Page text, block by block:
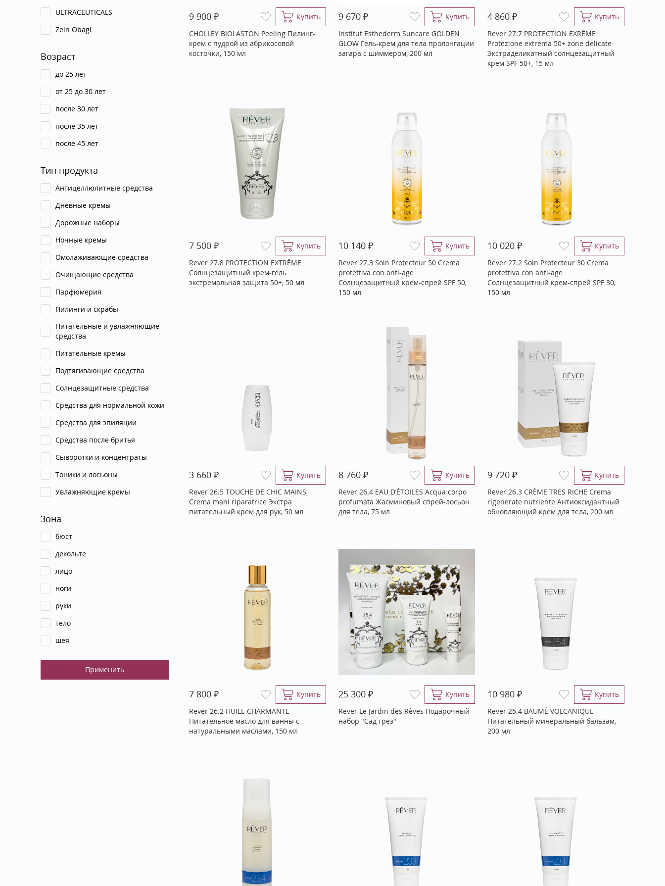
ULTRACEUTICALS
Zein Obagi
Возраст
до 25 лет
от 25 до 30 лет
после 30 лет
после 35 лет
после 45 лет
Тип продукта
Антицеллюлитные средства
Дневные кремы
Дорожные наборы
Ночные кремы
Омолаживающие средства
Очищающие средства
Парфюмерия
Пилинги и скрабы
Питательные и увлажняющие
средства
Питательные кремы
Подтягивающие средства
Солнцезащитные средства
Средства для нормальной кожи
Средства для эпиляции
Средства после бритья
Сыворотки и концентраты
Тоники и лосьоны
Увлажняющие кремы
Зона
бюст
декольте
лицо
ноги
руки
тело
шея
9 900 ₽
Купить
CHOLLEY BIOLASTON Peeling Пилинг-
крем с пудрой из абрикосовой
косточки, 150 мл
9 670 ₽
Купить
Institut Esthederm Suncare GOLDEN
GLOW Гель-крем для тела пролонгации
загара с шиммером, 200 мл
4 860₽
Купить
Rever 27.7 PROTECTION EXRÊME
Protezione extrema 50+ zone delicate
Экстраделикатный солнцезащитный
крем SPF 50+, 15 мл
7 500 ₽
Купить
Rever 27.8 PROTECTION EXTRÊME
Солнцезащитный крем-гель
экстремальная защита 50+, 50 мл
10 140 ₽
Купить
Rever 27.3 Soin Protecteur 50 Crema
protettiva con anti-age
Солнцезащитный крем-спрей SPF 50,
150 мл
10 020₽
Купить
Rever 27.2 Soin Protecteur 30 Crema
protettiva con anti-age
Солнцезащитный крем-спрей SPF 30,
150 мл
3 660 ₽
Купить
Rever 26.5 TOUCHE DE CHIC MAINS
Crema mani riparatrice Экстра
питательный крем для рук, 50 мл
8 760 ₽
Купить
Rever 26.4 EAU D’ÉTOILES Acqua corpo
profumata Жасминовый спрей-лосьон
для тела, 75 мл
9 720₽
Купить
Rever 26.3 CRÈME TRES RICHE Crema
rigenerate nutriente Антиоксидантный
обновляющий крем для тела, 200 мл
7 800 ₽
Купить
Rever 26.2 HUILE CHARMANTE
Питательное масло для ванны с
натуральными маслами, 150 мл
25 300 ₽
Купить
Rever Le Jardin des Rêves Подарочный
набор "Сад грёз"
10 980₽
Купить
Rever 25.4 BAUMÉ VOLCANIQUE
Питательный минеральный бальзам,
200 мл